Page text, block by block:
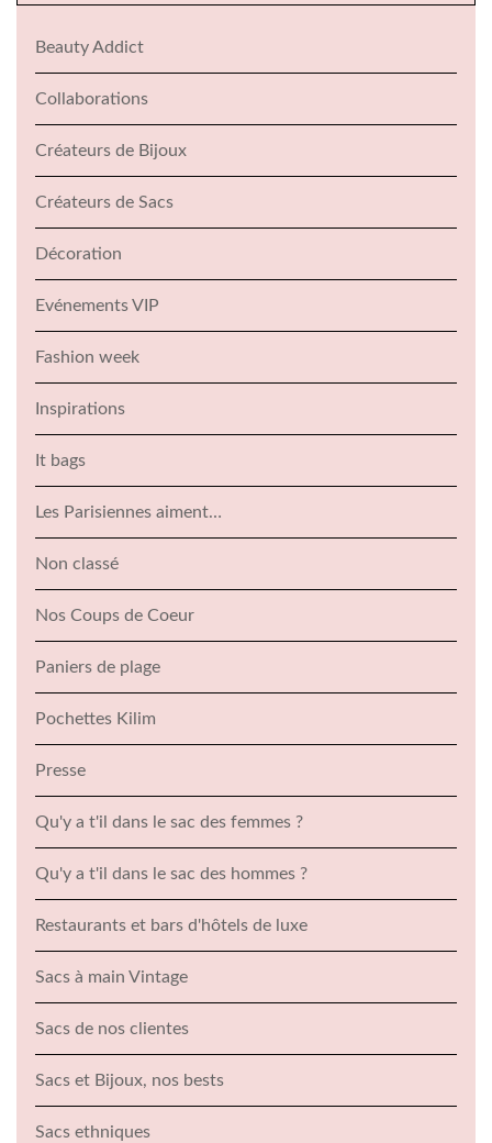
Beauty Addict
Collaborations
Créateurs de Bijoux
Créateurs de Sacs
Décoration
Evénements VIP
Fashion week
Inspirations
It bags
Les Parisiennes aiment…
Non classé
Nos Coups de Coeur
Paniers de plage
Pochettes Kilim
Presse
Qu'y a t'il dans le sac des femmes ?
Qu'y a t'il dans le sac des hommes ?
Restaurants et bars d'hôtels de luxe
Sacs à main Vintage
Sacs de nos clientes
Sacs et Bijoux, nos bests
Sacs ethniques